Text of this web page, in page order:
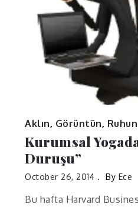
Aklın, Görüntün, Ruhun
Kurumsal
Duruşu”
October 26, 2014 By Ece
Bu hafta Harvard